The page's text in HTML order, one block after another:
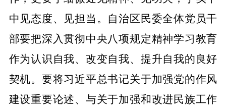
中见态度、见担当。 自治区民委全体党员干
部要把深入贯彻中央八项规定精神学习教育
作为认识自我、改变自我、提升自我的良好
契机。要将习近平总书记关于加强党的作风
建设重要论述、与关于加强和改进民族工作